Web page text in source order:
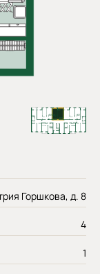
Горшкова, д. 8
4
1